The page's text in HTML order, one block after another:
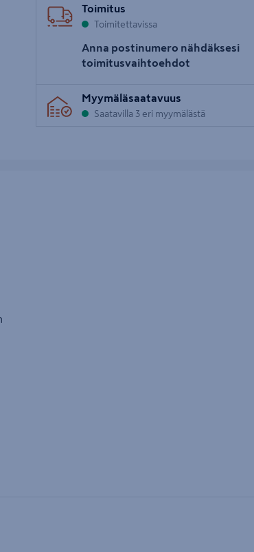
Toimitus
Toimitettavissa
Anna postinumero nähdäksesi
toimitusvaihtoehdot
Myymäläsaatavuus
Saatavilla 3 eri myymälästä